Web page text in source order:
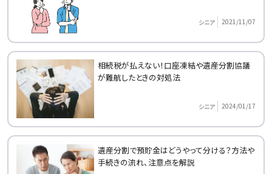
シニア 2021/11/07
相続税が払えない！口座凍結や遺産分割協議
が難航したときの対処法
シニア 2024/01/17
遺産分割で預貯金はどうやって分ける？方法や
手続きの流れ、注意点を解説